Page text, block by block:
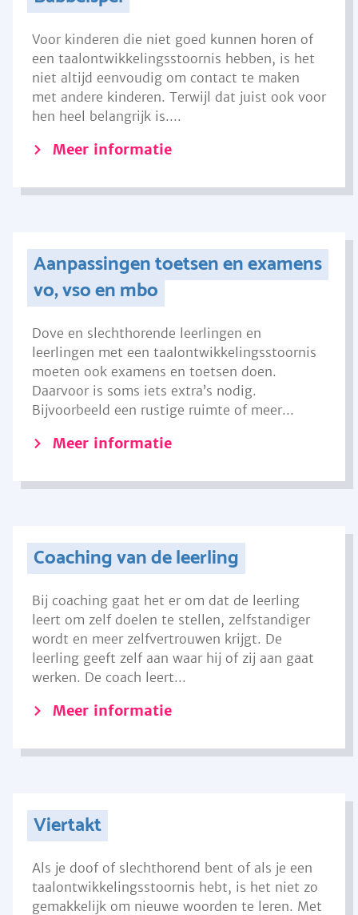
Voor kinderen die niet goed kunnen horen of
een taalontwikkelingsstoornis hebben, is het
niet altijd eenvoudig om contact te maken
met andere kinderen. Terwijl dat juist ook voor
hen heel belangrijk is....
Meer informatie
Aanpassingen toetsen en examens
vo, vso en mbo
Dove en slechthorende leerlingen en
leerlingen met een taalontwikkelingsstoornis
moeten ook examens en toetsen doen.
Daarvoor is soms iets extra’s nodig.
Bijvoorbeeld een rustige ruimte of meer...
Meer informatie
Coaching van de leerling
Bij coaching gaat het er om dat de leerling
leert om zelf doelen te stellen, zelfstandiger
wordt en meer zelfvertrouwen krijgt. De
leerling geeft zelf aan waar hij of zij aan gaat
werken. De coach leert...
Meer informatie
Viertakt
Als je doof of slechthorend bent of als je een
taalontwikkelingsstoornis hebt, is het niet zo
gemakkelijk om nieuwe woorden te leren. Met